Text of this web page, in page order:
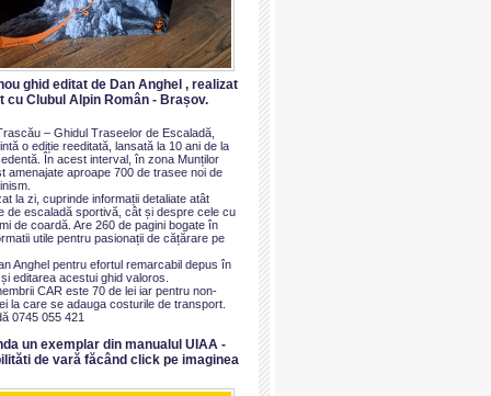
ghid editat de Dan Anghel , realizat
cu Clubul Alpin Român - Brașov.
– Ghidul Traseelor de Escaladă,
o ediție reeditată, lansată la 10 ani de la
În acest interval, în zona Munților
amenajate aproape 700 de trasee noi de
la zi, cuprinde informații detaliate atât
de escaladă sportivă, cât și despre cele cu
de coardă. Are 260 de pagini bogate în
utile pentru pasionații de cățărare pe
Anghel pentru efortul remarcabil depus în
editarea acestui ghid valoros.
CAR este 70 de lei iar pentru non-
la care se adauga costurile de transport.
0745 055 421
un exemplar din manualul UIAA -
de vară făcând click pe imaginea